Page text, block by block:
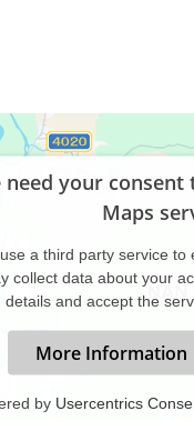
need your consent
Maps
a third party service to
collect data about your
details and accept the
More Information
by Usercentrics